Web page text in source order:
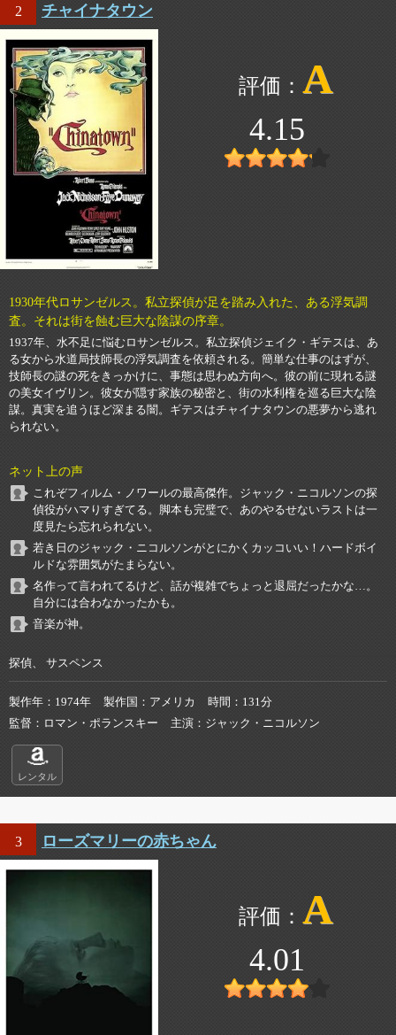
2 チャイナタウン
A
4.15
1930年代ロサンゼルス。私立探偵が足を踏み入れた、ある浮気調
査。それは街を蝕む巨大な陰謀の序章。
1937年、水不足に悩むロサンゼルス。私立探偵ジェイク・ギテスは、あ
る女から水道局技師長の浮気調査を依頼される。簡単な仕事のはずが、
技師長の謎の死をきっかけに、事態は思わぬ方向へ。彼の前に現れる謎
の美女イヴリン。彼女が隠す家族の秘密と、街の水利権を巡る巨大な陰
謀。真実を追うほど深まる闇。ギテスはチャイナタウンの悪夢から逃れ
られない。
ネット上の声
これぞフィルム・ノワールの最高傑作。ジャック・ニコルソンの探
偵役がハマりすぎてる。脚本も完璧で、あのやるせないラストは一
度見たら忘れられない。
若き日のジャック・ニコルソンがとにかくカッコいい！ハードボイ
ルドな雰囲気がたまらない。
名作って言われてるけど、話が複雑でちょっと退屈だったかな…。
自分には合わなかったかも。
音楽が神。
探偵、 サスペンス
製作年 1974年 製作国 アメリカ 時間
131分
監督
ロマン・ポランスキー 主演 ジャック・ニコルソン
レンタル
3 ローズマリーの赤ちゃん
A
4.01